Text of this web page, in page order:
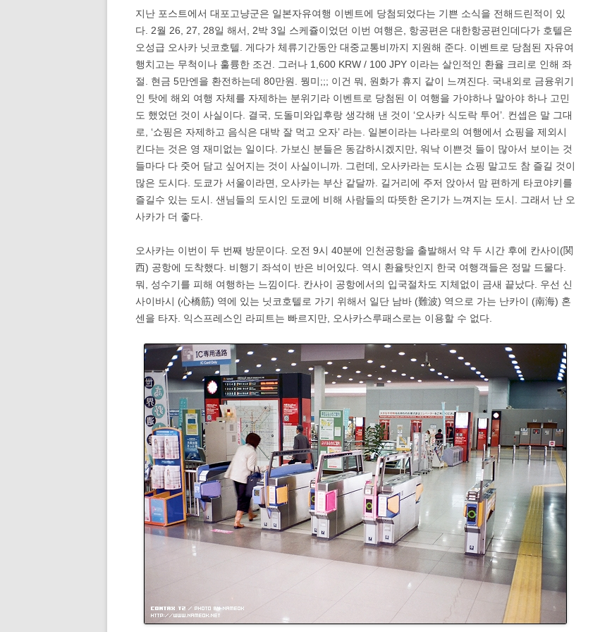
지난 포스트에서 대포고냥군은 일본자유여행 이벤트에 당첨되었다는 기쁜 소식을 전해드린적이 있
다. 2월 26, 27, 28일 해서, 2박 3일 스케쥴이었던 이번 여행은, 항공편은 대한항공편인데다가 호텔은
오성급 오사카 닛코호텔. 게다가 체류기간동안 대중교통비까지 지원해 준다. 이벤트로 당첨된 자유여
행치고는 무척이나 훌륭한 조건. 그러나 1,600 KRW / 100 JPY 이라는 살인적인 환율 크리로 인해 좌
절. 현금 5만엔을 환전하는데 80만원. 뭥미;;; 이건 뭐, 원화가 휴지 같이 느껴진다. 국내외로 금융위기
인 탓에 해외 여행 자체를 자제하는 분위기라 이벤트로 당첨된 이 여행을 가야하나 말아야 하나 고민
도 했었던 것이 사실이다. 결국, 도돌미와입후랑 생각해 낸 것이 ‘오사카 식도락 투어’. 컨셉은 말 그대
로, ‘쇼핑은 자제하고 음식은 대박 잘 먹고 오자’ 라는. 일본이라는 나라로의 여행에서 쇼핑을 제외시
킨다는 것은 영 재미없는 일이다. 가보신 분들은 동감하시겠지만, 워낙 이쁜것 들이 많아서 보이는 것
들마다 다 줏어 담고 싶어지는 것이 사실이니까. 그런데, 오사카라는 도시는 쇼핑 말고도 참 즐길 것이
많은 도시다. 도쿄가 서울이라면, 오사카는 부산 같달까. 길거리에 주저 앉아서 맘 편하게 타코야키를
즐길수 있는 도시. 샌님들의 도시인 도쿄에 비해 사람들의 따뜻한 온기가 느껴지는 도시. 그래서 난 오
사카가 더 좋다.
오사카는 이번이 두 번째 방문이다. 오전 9시 40분에 인천공항을 출발해서 약 두 시간 후에 칸사이(関
西) 공항에 도착했다. 비행기 좌석이 반은 비어있다. 역시 환율탓인지 한국 여행객들은 정말 드물다.
뭐, 성수기를 피해 여행하는 느낌이다. 칸사이 공항에서의 입국절차도 지체없이 금새 끝났다. 우선 신
사이바시 (心橋筋) 역에 있는 닛코호텔로 가기 위해서 일단 남바 (難波) 역으로 가는 난카이 (南海) 혼
센을 타자. 익스프레스인 라피트는 빠르지만, 오사카스루패스로는 이용할 수 없다.